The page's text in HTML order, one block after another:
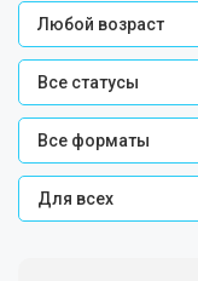
Любой возраст
Все статусы
Все форматы
Для всех